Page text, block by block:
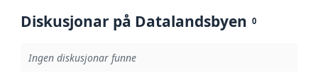
Diskusjonar på Datalandsbyen 0
Ingen diskusjonar funne